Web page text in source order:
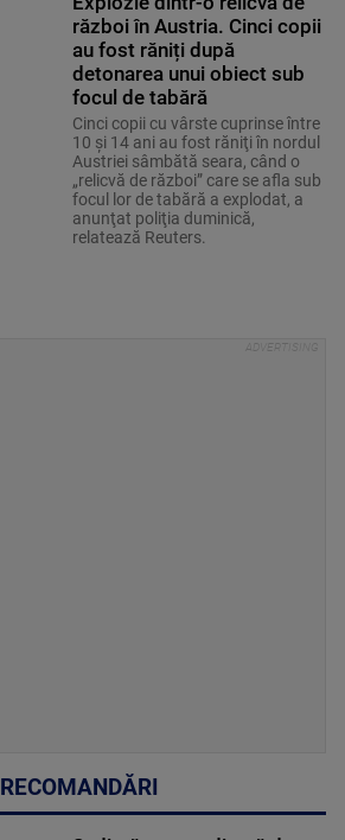
război în Austria. Cinci copii
au fost răniți după
detonarea unui obiect sub
focul de tabără
Cinci copii cu vârste cuprinse între
10 şi 14 ani au fost răniţi în nordul
Austriei sâmbătă seara, când o
„relicvă de război” care se afla sub
focul lor de tabără a explodat, a
anunţat poliţia duminică,
relatează Reuters.
RECOMANDĂRI